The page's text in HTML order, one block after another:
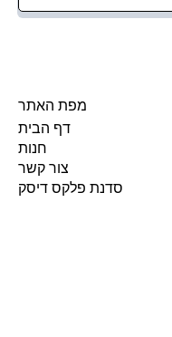
דף הבית
חנות
צור קשר
סדנת פלקס דיסק
מפת האתר